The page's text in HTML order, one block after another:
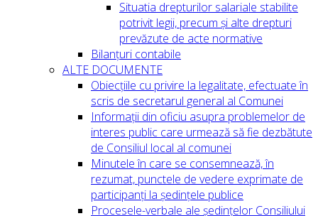
Situatia drepturilor salariale stabilite
potrivit legii, precum și alte drepturi
prevăzute de acte normative
Bilanțuri contabile
ALTE DOCUMENTE
Obiecțiile cu privire la legalitate, efectuate în
scris de secretarul general al Comunei
Informații din oficiu asupra problemelor de
interes public care urmează să fie dezbătute
de Consiliul local al comunei
Minutele în care se consemnează, în
rezumat, punctele de vedere exprimate de
participanți la ședințele publice
Procesele-verbale ale ședințelor Consiliului